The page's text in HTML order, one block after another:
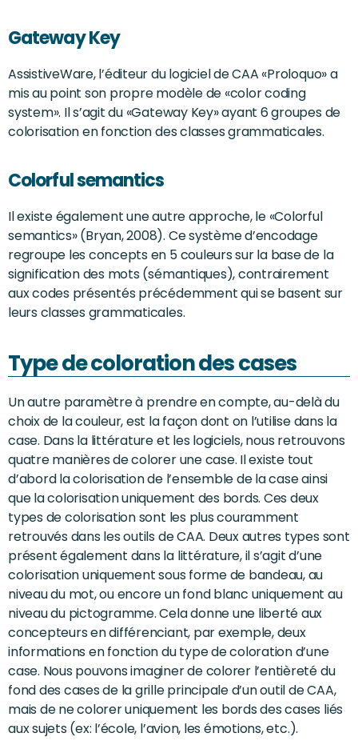
Gateway Key
AssistiveWare, l’éditeur du logiciel de CAA «Proloquo» a
mis au point son propre modèle de «color coding
system». Il s’agit du «Gateway Key» ayant 6 groupes de
colorisation en fonction des classes grammaticales.
Colorful semantics
Il existe également une autre approche, le «Colorful
semantics» (Bryan, 2008). Ce système d’encodage
regroupe les concepts en 5 couleurs sur la base de la
signification des mots (sémantiques), contrairement
aux codes présentés précédemment qui se basent sur
leurs classes grammaticales.
Type de coloration des cases
Un autre paramètre à prendre en compte, au-delà du
choix de la couleur, est la façon dont on l’utilise dans la
case. Dans la littérature et les logiciels, nous retrouvons
quatre manières de colorer une case. Il existe tout
d’abord la colorisation de l’ensemble de la case ainsi
que la colorisation uniquement des bords. Ces deux
types de colorisation sont les plus couramment
retrouvés dans les outils de CAA. Deux autres types sont
présent également dans la littérature, il s’agit d’une
colorisation uniquement sous forme de bandeau, au
niveau du mot, ou encore un fond blanc uniquement au
niveau du pictogramme. Cela donne une liberté aux
concepteurs en différenciant, par exemple, deux
informations en fonction du type de coloration d’une
case. Nous pouvons imaginer de colorer l’entièreté du
fond des cases de la grille principale d’un outil de CAA,
mais de ne colorer uniquement les bords des cases liés
aux sujets (ex: l’école, l’avion, les émotions, etc.).